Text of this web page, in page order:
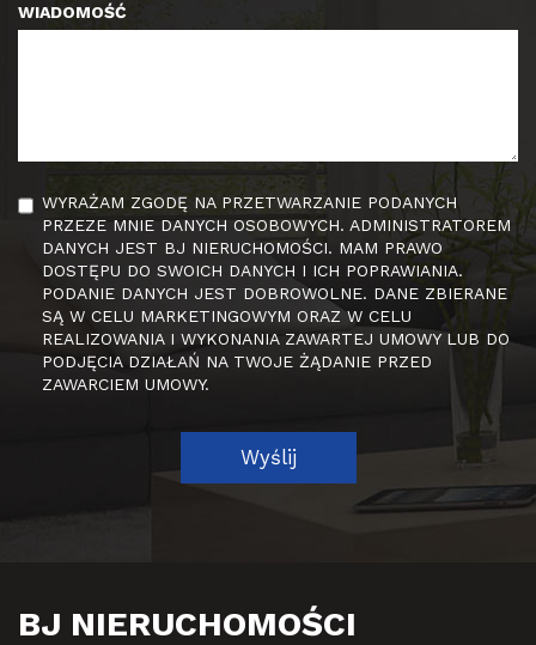
WIADOMOŚĆ
WYRAŻAM ZGODĘ NA PRZETWARZANIE PODANYCH
PRZEZE MNIE DANYCH OSOBOWYCH. ADMINISTRATOREM
DANYCH JEST BJ NIERUCHOMOŚCI. MAM PRAWO
DOSTĘPU DO SWOICH DANYCH I ICH POPRAWIANIA.
PODANIE DANYCH JEST DOBROWOLNE. DANE ZBIERANE
SĄ W CELU MARKETINGOWYM ORAZ W CELU
REALIZOWANIA I WYKONANIA ZAWARTEJ UMOWY LUB DO
PODJĘCIA DZIAŁAŃ NA TWOJE ŻĄDANIE PRZED
ZAWARCIEM UMOWY.
BJ NIERUCHOMOŚCI